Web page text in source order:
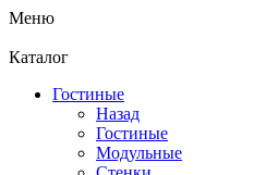
Меню
Каталог
Гостиные
Назад
Гостиные
Модульные